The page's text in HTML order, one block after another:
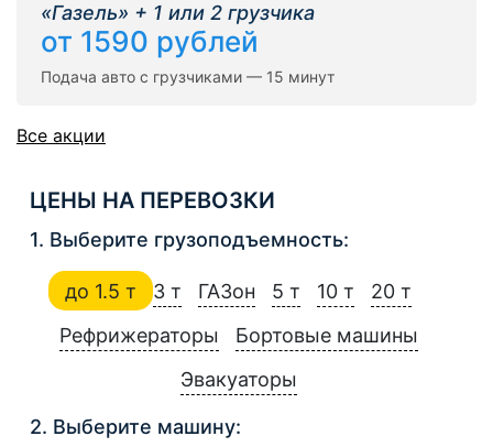
«Газель» + 1 или 2 грузчика
от 1590 рублей
Подача авто с грузчиками — 15 минут
Все акции
ЦЕНЫ НА ПЕРЕВОЗКИ
1. Выберите грузоподъемность:
до 1.5 т 3 т ГАЗон 5 т 10 т
20 т
Рефрижераторы
Бортовые машины
Эвакуаторы
2. Выберите машину: